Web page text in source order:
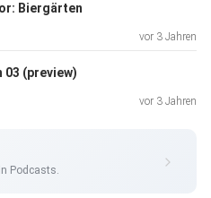
Biergärten
vor 3 Jahren
03 (preview)
vor 3 Jahren
Podcasts.